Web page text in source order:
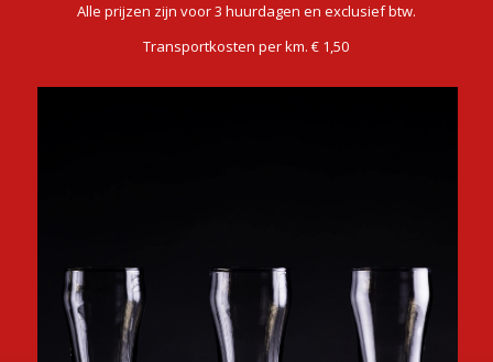
Alle prijzen zijn voor 3 huurdagen en exclusief btw.
Transportkosten per km. € 1,50